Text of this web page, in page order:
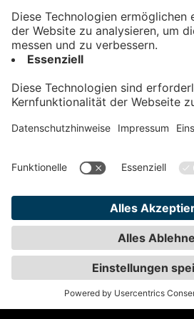
Kontakt
Impressum
Teilnahmebedingungen
Privatsphäre